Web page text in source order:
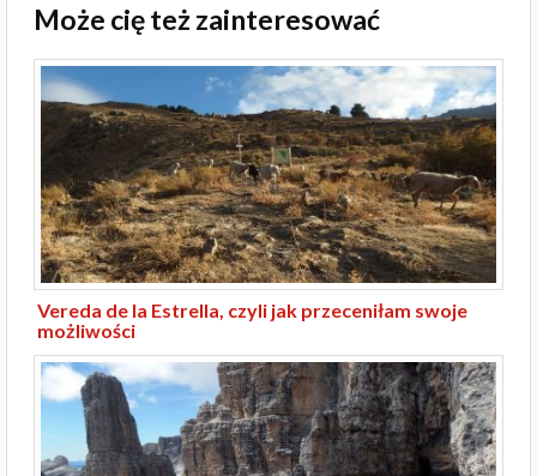
Może cię też zainteresować
Vereda de la Estrella, czyli jak przeceniłam swoje
możliwości